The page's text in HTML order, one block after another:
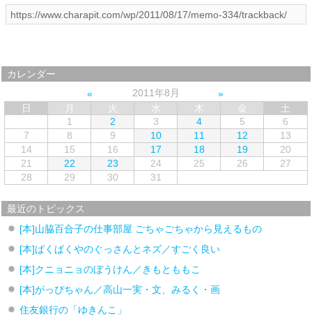
カレンダー
2011年8月
日
月 火 水 木 金
土
1
2 3 4 5
6
7
8 9 10 11 12
13
14
15 16 17 18 19
20
21
22 23 24 25 26
27
28
29 30 31
最近のトピックス
[本]山脇百合子の仕事部屋 ごちゃごちゃから見えるもの
[本]ぱくぱくやのぐっさんとネズ／すごく良い
[本]クニョニョのぼうけん／きもとももこ
[本]がっぴちゃん／高山一実・文、みるく・画
住友銀行の「ゆきんこ」